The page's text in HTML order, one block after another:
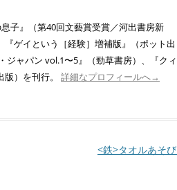
子』（第40回文藝賞受賞／河出書房新
ゲイという［経験］増補版』（ポット出
ジャパン vol.1〜5』（勁草書房）、『クィ
）を刊行。 詳細なプロフィールへ→
<鉄>タオルあそび